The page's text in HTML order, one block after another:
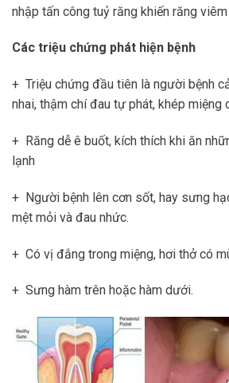
nhập tấn công tuỷ răng khiến răng viêm
Các triệu chứng phát hiện bệnh
+ Triệu chứng đầu tiên là người bệnh
nhai, thậm chí đau tự phát, khép miệng
+ Răng dễ ê buốt, kích thích khi ăn
lạnh
+ Người bệnh lên cơn sốt, hay sưng
mệt mỏi và đau nhức.
+ Có vị đắng trong miệng, hơi thở có
+ Sưng hàm trên hoặc hàm dưới.